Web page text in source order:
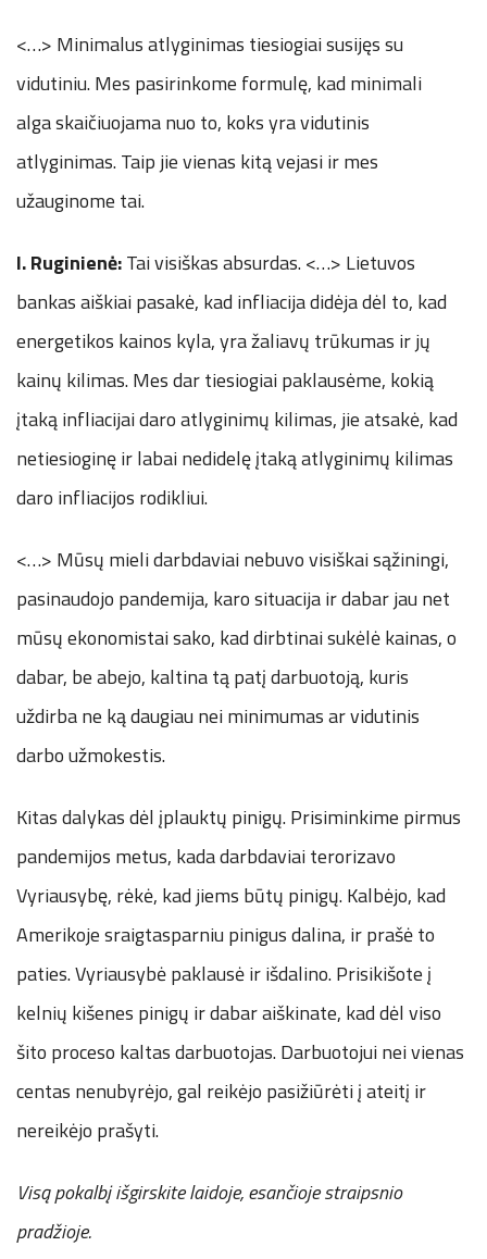
<…> Minimalus atlyginimas tiesiogiai susijęs su
vidutiniu. Mes pasirinkome formulę, kad minimali
alga skaičiuojama nuo to, koks yra vidutinis
atlyginimas. Taip jie vienas kitą vejasi ir mes
užauginome tai.
I. Ruginienė:Tai visiškas absurdas. <…> Lietuvos
bankas aiškiai pasakė, kad infliacija didėja dėl to, kad
energetikos kainos kyla, yra žaliavų trūkumas ir jų
kainų kilimas. Mes dar tiesiogiai paklausėme, kokią
įtaką infliacijai daro atlyginimų kilimas, jie atsakė, kad
netiesioginę ir labai nedidelę įtaką atlyginimų kilimas
daro infliacijos rodikliui.
<…> Mūsų mieli darbdaviai nebuvo visiškai sąžiningi,
pasinaudojo pandemija, karo situacija ir dabar jau net
mūsų ekonomistai sako, kad dirbtinai sukėlė kainas, o
dabar, be abejo, kaltina tą patį darbuotoją, kuris
uždirba ne ką daugiau nei minimumas ar vidutinis
darbo užmokestis.
Kitas dalykas dėl įplauktų pinigų. Prisiminkime pirmus
pandemijos metus, kada darbdaviai terorizavo
Vyriausybę, rėkė, kad jiems būtų pinigų. Kalbėjo, kad
Amerikoje sraigtasparniu pinigus dalina, ir prašė to
paties. Vyriausybė paklausė ir išdalino. Prisikišote į
kelnių kišenes pinigų ir dabar aiškinate, kad dėl viso
šito proceso kaltas darbuotojas. Darbuotojui nei vienas
centas nenubyrėjo, gal reikėjo pasižiūrėti į ateitį ir
nereikėjo prašyti.
Visą pokalbį išgirskite laidoje, esančioje straipsnio
pradžioje.